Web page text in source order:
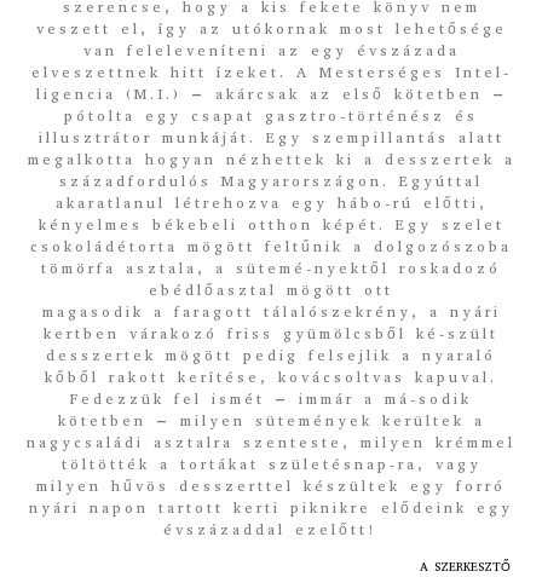
szerencse, hogy a kis fekete könyv nem
veszett el, így az utókornak most lehetősége
van feleleveníteni az egy évszázada
elveszettnek hitt ízeket. A Mesterséges Intel-
ligencia (M.I.) – akárcsak az első kötetben –
pótolta egy csapat gasztro-történész és
illusztrátor munkáját. Egy szempillantás alatt
megalkotta hogyan nézhettek ki a desszertek a
századfordulós Magyarországon. Egyúttal
akaratlanul létrehozva egy hábo-rú előtti,
kényelmes békebeli otthon képét. Egy szelet
csokoládétorta mögött feltűnik a dolgozószoba
tömörfa asztala, a sütemé-nyektől roskadozó
ebédlőasztal mögött ott
magasodik a faragott tálalószekrény, a nyári
kertben várakozó friss gyümölcsből ké-szült
desszertek mögött pedig felsejlik a nyaraló
kőből rakott kerítése, kovácsoltvas kapuval.
Fedezzük fel ismét – immár a má-sodik
kötetben – milyen sütemények kerültek a
nagycsaládi asztalra szenteste, milyen krémmel
töltötték a tortákat születésnap-ra, vagy
milyen hűvös desszerttel készültek egy forró
nyári napon tartott kerti piknikre elődeink egy
évszázaddal ezelőtt!
A SZERKESZTŐ